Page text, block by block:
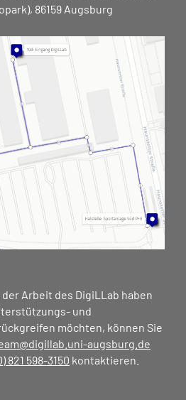
86159 Augsburg
Arbeit des DigiLLab haben
und
möchten, können Sie
augsburg.de
821 598-3150 kontaktieren.